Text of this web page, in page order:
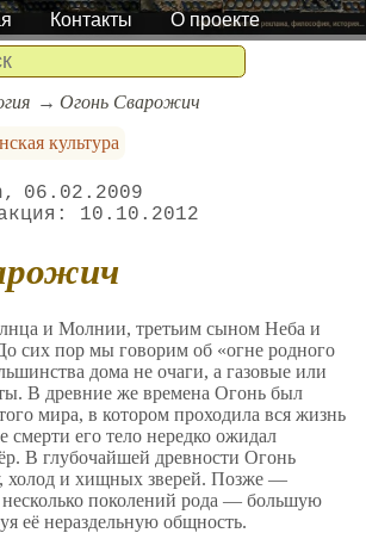
Контакты О проекте
Огонь Сварожич
культура
06.02.2009
10.10.2012
и Молнии, третьим сыном Неба и
сих пор мы говорим об «огне родного
дома не очаги, а газовые или
В древние же времена Огонь был
мира, в котором проходила вся жизнь
смерти его тело нередко ожидал
В глубочайшей древности Огонь
холод и хищных зверей. Позже —
несколько поколений рода — большую
её нераздельную общность.